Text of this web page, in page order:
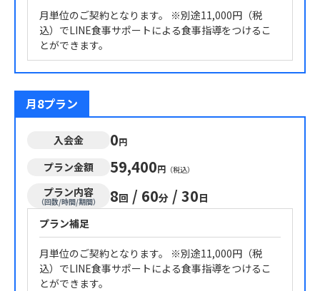
月単位のご契約となります。 ※別途11,000円（税
込）でLINE食事サポートによる食事指導をつけるこ
とができます。
月8プラン
入会金 0円
プラン金額 59,400円 （税込）
プラン内容
（回数/時間/期間） 8回 / 60分 / 30日
プラン補足
月単位のご契約となります。 ※別途11,000円（税
込）でLINE食事サポートによる食事指導をつけるこ
とができます。